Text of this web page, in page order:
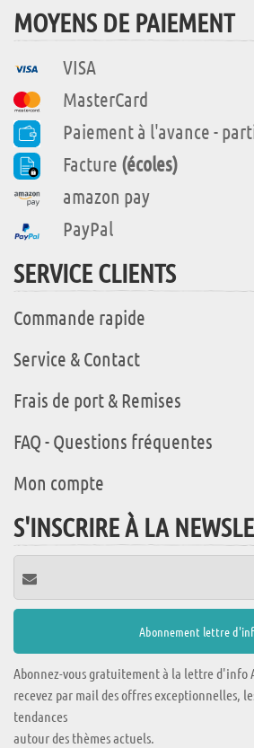
MOYENS DE PAIEMENT
VISA
MasterCard
Paiement à l'avance -
Facture (écoles)
amazon pay
PayPal
SERVICE CLIENTS
Commande rapide
Service & Contact
Frais de port & Remises
FAQ - Questions fréquentes
Mon compte
S'INSCRIRE À LA
Abonnez-vous gratuitement à la lettre d'info
recevez par mail des offres exceptionnelles,
tendances
autour des thèmes actuels.